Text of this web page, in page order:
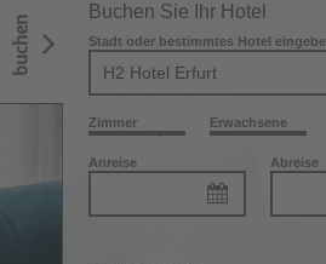
buchen
Buchen Sie Ihr Hotel
Stadt oder bestimmtes Hotel
Zimmer Erwachsene
Anreise Abreise